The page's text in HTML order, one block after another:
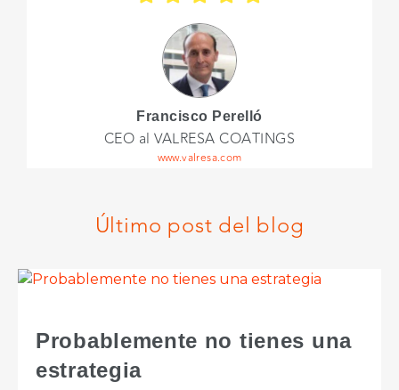
Francisco Perelló
CEO al VALRESA COATINGS
www.valresa.com
Último post del blog
Probablemente no tienes una
estrategia